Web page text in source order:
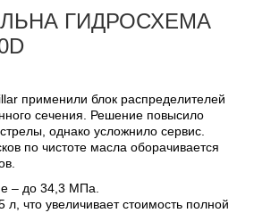
ГИДРОСХЕМА
применили блок распределителей
сечения. Решение повысило
однако усложнило сервис.
по чистоте масла оборачивается
– до 34,3 МПа.
что увеличивает стоимость полной